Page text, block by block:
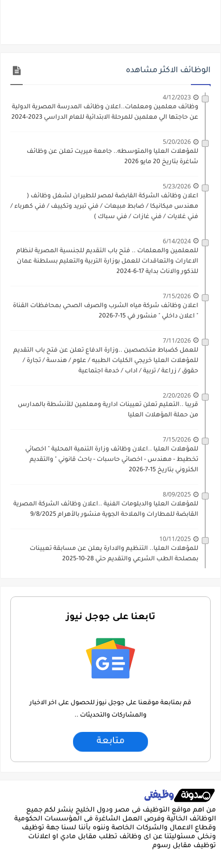
الوظائف الاكثر مشاهده
4/12/2023
وظائف معلمين ومعلمات..اعلان وظائف المدرسة المصرية الدولية
عن حاجتها الي معلمين للمرحلة الابتدائية للعام الدراسي 2023-2024
5/20/2026
للمؤهلات العليا والمتوسطه.. جامعة ميريت تعلن عن وظائف
شاغرة بتاريخ 20 مايو 2026
5/23/2026
اعلان وظائف الشركة القابضة لمصر للطيران لشغل وظائف (
مهندس ميكانيكا / ضابط مبيعات / فني تبريد وتكييف / فني كهرباء /
فني غلايات / فني غازات / فني سباك )
6/14/2024
للمعلمين والمعلمات .. فتح باب التقديم للجنسية المصرية لنظام
الاعارات والتعاقدات للعمل بوزارة التربية والتعليم بسلطنة عمان
للذكور والاناث بداية 17-6-2024
7/15/2026
اعلان وظائف شركة مياه الشرب والصرف الصحي بمحافظات القناة
" اعلان داخلي " منشور في 15-7-2026
7/11/2026
للعمل كضباط متخصصين ..وزارة الدفاع تعلن عن فتح باب التقديم
للمؤهلات العليا خريجي الكليات الطبيه / علوم / هندسة / تجارة /
حقوق / زراعة / تربية / اداب / خدمة اجتماعية
2/20/2026
قريبا ..التعليم تعلن تعيينات ادارية ومعلمين للأنشطة بالمدارس
من حملة المؤهلات العليا
7/15/2026
للمؤهلات العليا ..اعلان وظائف وزارة التنمية المحلية " اخصائي
تخطيط - مهندس - اخصائي حاسبات - باحث قانوني " والتقديم
الكتروني بتاريخ 15-7-2026
8/09/2025
للمؤهلات العليا والدبلومات الفنية ..اعلان وظائف الشركة المصرية
القابضة للمطارات والملاحة الجوية منشور بالأهرام 9/8/2025
10/11/2025
للمؤهلات العليا.. التنظيم والادارة يعلن عن مسابقة تعيينات
بمصلحة الطب الشرعي والتقديم حتي 28-10-2025
تابعنا على جوجل نيوز
قم بمتابعة موقعنا على جوجل نيوز للحصول على اخر الاخبار
والمشاركات والتحديثات ..
متابعة
من اهم مواقع التوظيف فى مصر ودول الخليج ينشر لكم جميع
الوظائف الخالية وفرص العمل الشاغرة فى المؤسسات الحكومية
وقطاع الاعمال والشركات الخاصة وننوه بأننا لسنا جهة توظيف
ونخلى مسئوليتنا عن اى وظائف تطلب مقابل مادي او اعلانات
توظيف مقابل رسوم